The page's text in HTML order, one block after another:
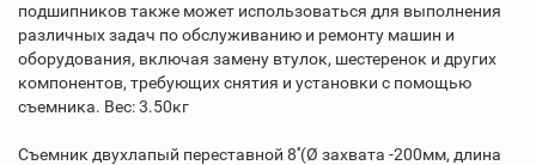
подшипников также может использоваться для выполнения
различных задач по обслуживанию и ремонту машин и
оборудования, включая замену втулок, шестеренок и других
компонентов, требующих снятия и установки с помощью
съемника. Вес: 3.50кг
Съемник двухлапый переставной 8''(Ø захвата -200мм, длина